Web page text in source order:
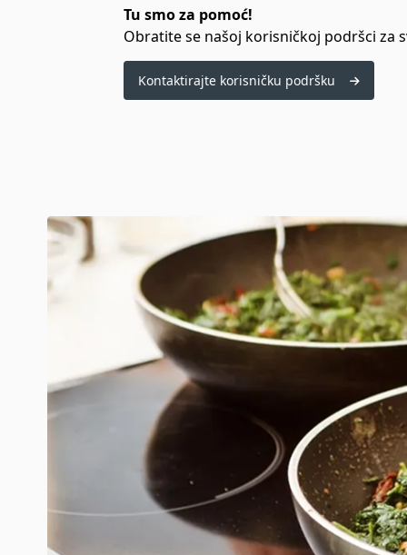
Tu smo za pomoć!
Obratite se našoj korisničkoj podršci za
Kontaktirajte korisničku podršku